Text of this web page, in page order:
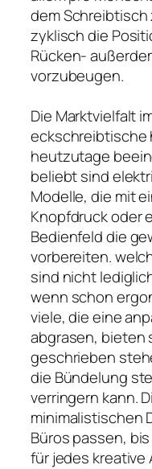
dem
zyklisch die
Rücken-
vorzubeugen.
Die Marktvielfalt
eckschreibtische
heutzutage
beliebt sind
Modelle, die mit
Knopfdruck oder
Bedienfeld die
vorbereiten.
sind nicht
wenn schon
viele, die eine
abgrasen, bieten
geschrieben
die Bündelung
verringern kann.
minimalistischen
Büros passen,
für jedes